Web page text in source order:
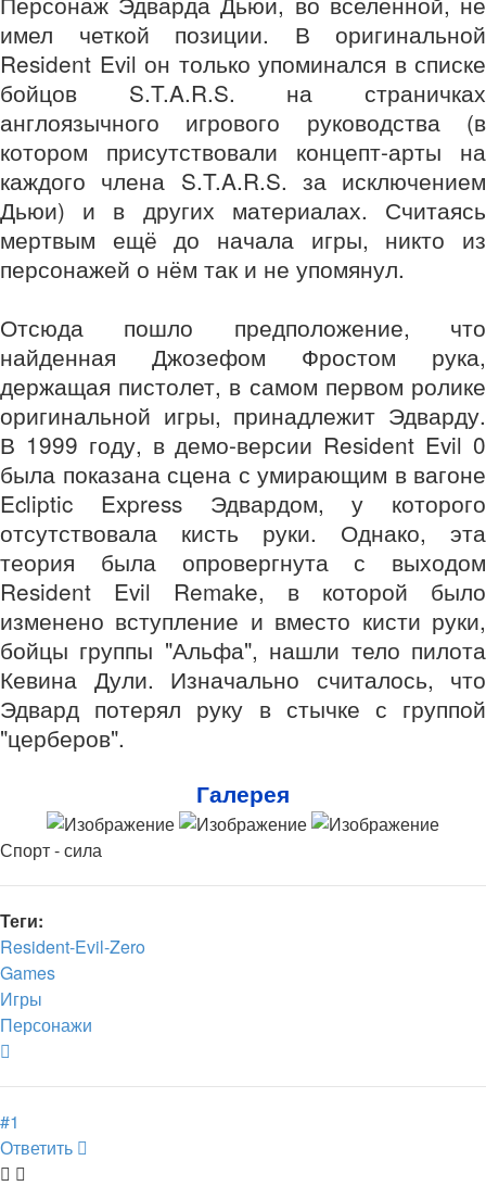
имел четкой позиции. В оригинальной
Resident Evil он только упоминался в списке
бойцов S.T.A.R.S. на страничках
англоязычного игрового руководства (в
котором присутствовали концепт-арты на
каждого члена S.T.A.R.S. за исключением
Дьюи) и в других материалах. Считаясь
мертвым ещё до начала игры, никто из
персонажей о нём так и не упомянул.
Отсюда пошло предположение, что
найденная Джозефом Фростом рука,
держащая пистолет, в самом первом ролике
оригинальной игры, принадлежит Эдварду.
В 1999 году, в демо-версии Resident Evil 0
была показана сцена с умирающим в вагоне
Ecliptic Express Эдвардом, у которого
отсутствовала кисть руки. Однако, эта
теория была опровергнута с выходом
Resident Evil Remake, в которой было
изменено вступление и вместо кисти руки,
бойцы группы "Альфа", нашли тело пилота
Кевина Дули. Изначально считалось, что
Эдвард потерял руку в стычке с группой
"церберов".
Галерея
Спорт - сила
Теги:
Resident-Evil-Zero
Games
Игры
Персонажи
#1
Ответить